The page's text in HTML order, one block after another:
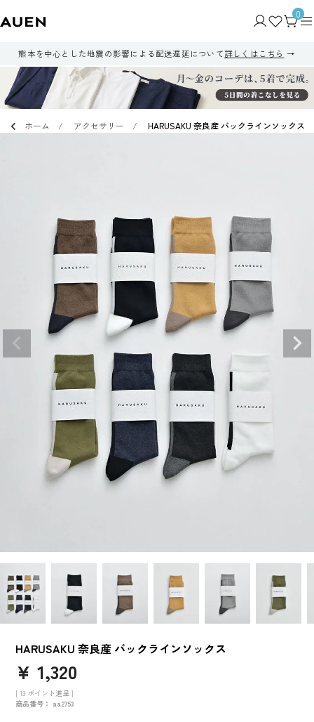
0
熊本を中心とした地震の影響による配送遅延について詳しくはこちら
ホーム アクセサリー HARUSAKU 奈良産 バックラインソックス
HARUSAKU 奈良産 バックラインソックス
¥ 1,320
[ 13 ポイント進呈 ]
商品番号
aa2753